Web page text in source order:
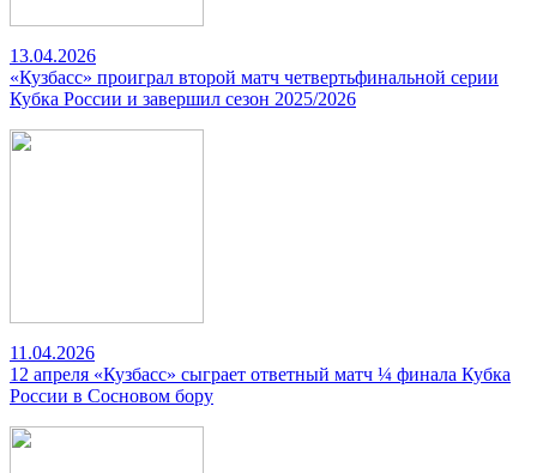
13.04.2026
«Кузбасс» проиграл второй матч четвертьфинальной серии
Кубка России и завершил сезон 2025/2026
11.04.2026
12 апреля «Кузбасс» сыграет ответный матч ¼ финала Кубка
России в Сосновом бору